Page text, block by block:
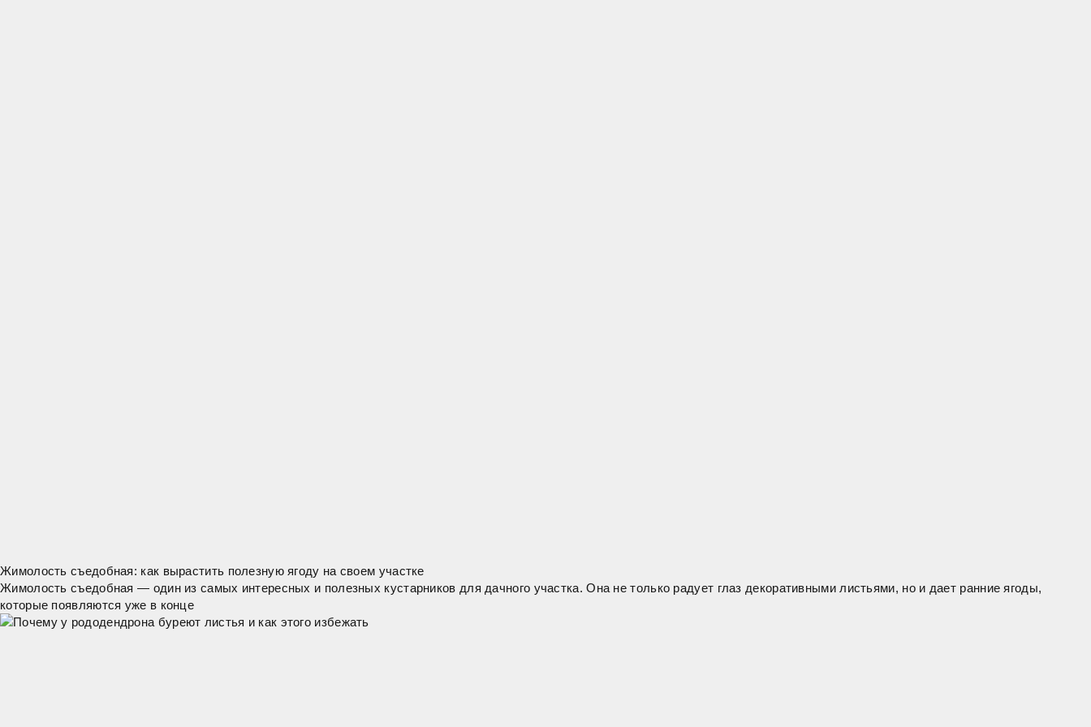
Жимолость съедобная: как вырастить полезную ягоду на своем участке
Жимолость съедобная — один из самых интересных и полезных кустарников для дачного участка. Она не только радует глаз декоративными листьями, но и дает ранние ягоды,
которые появляются уже в конце